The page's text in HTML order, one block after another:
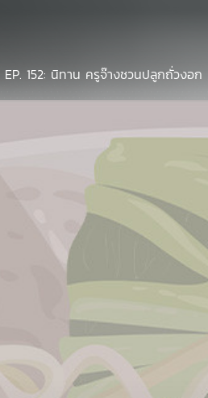
EP. 152: นิทาน ครูจ๊างชวนปลูกถั่วงอก